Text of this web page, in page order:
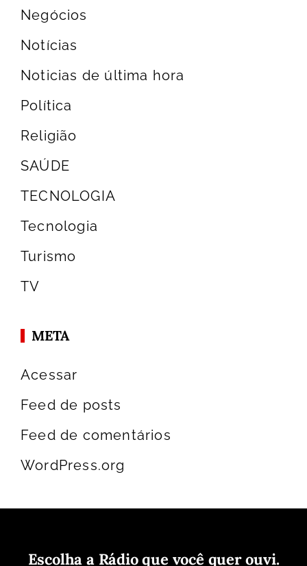
Negócios
Notícias
Noticias de última hora
Política
Religião
SAÚDE
TECNOLOGIA
Tecnologia
Turismo
TV
META
Acessar
Feed de posts
Feed de comentários
WordPress.org
Escolha a Rádio que você quer ouvi.